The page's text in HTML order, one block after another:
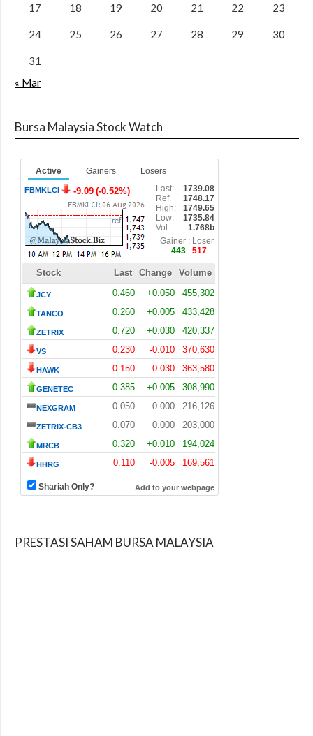
17 18 19 20 21 22 23
24 25 26 27 28 29 30
31
« Mar
Bursa Malaysia Stock Watch
PRESTASI SAHAM BURSA MALAYSIA